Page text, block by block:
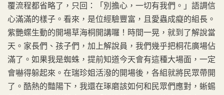
覆流程都省略了，只回：「別擔心，一切有我們。」語調信
心滿滿的樣子。看來，是位經驗豐富，且愛蟲成癡的組長。
紫艷蝶生動的開場草海桐開講囉！時間一晃，就到了解說當
天。家長們、孩子們，加上解說員，我們幾乎把桐花廣場佔
滿了。如果我是蜘蛛，提前知道今天會有這種大場面，一定
會嚇得躲起來。在瑞珍姐活潑的開場後，各組就將民眾帶開
了。酷熱的豔陽下，我還在琢磨該如何和民眾們應對，蜥蜴